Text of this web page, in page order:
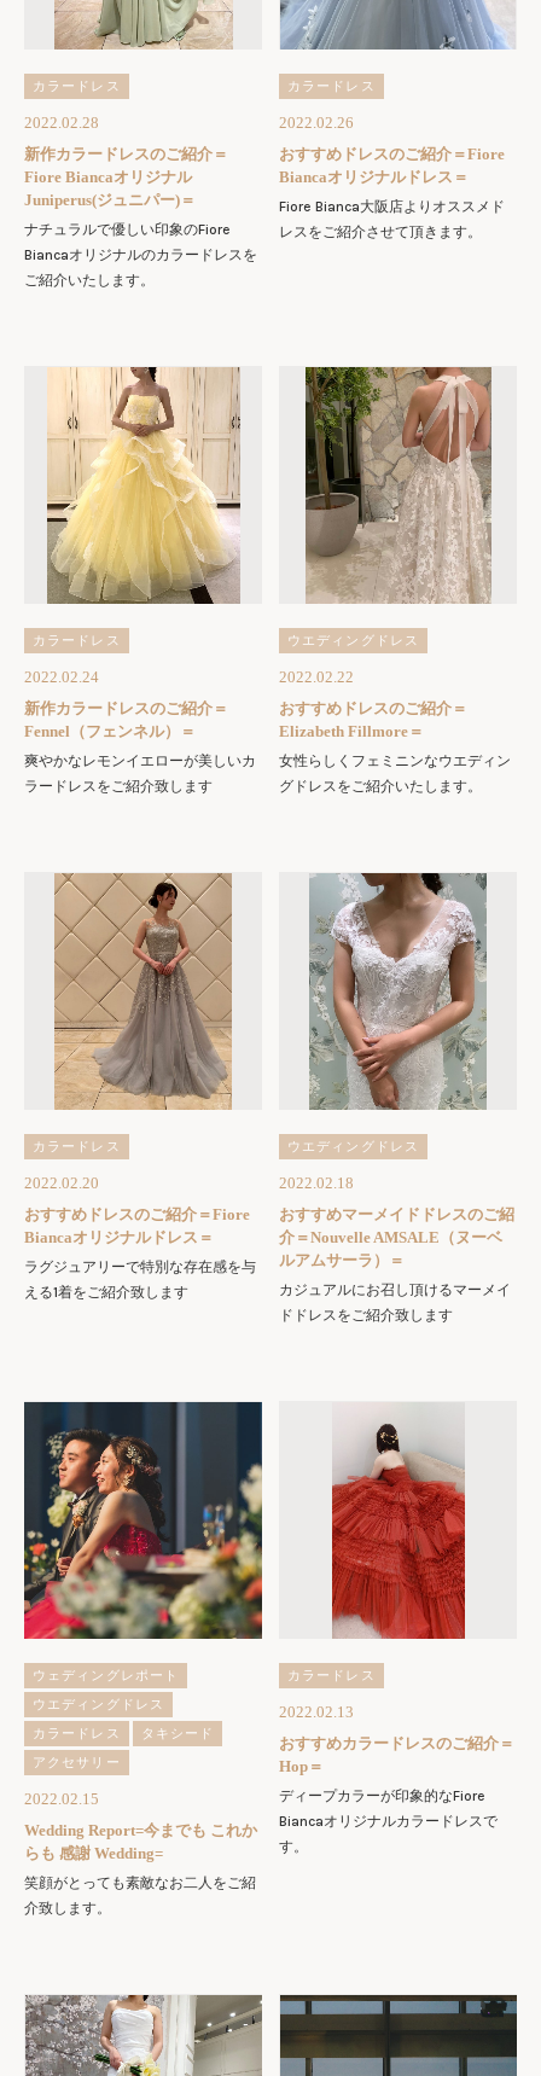
カラードレス
2022.02.28
新作カラードレスのご紹介＝
Fiore Biancaオリジナル
Juniperus(ジュニパー)＝
ナチュラルで優しい印象のFiore
Biancaオリジナルのカラードレスを
ご紹介いたします。
カラードレス
2022.02.26
おすすめドレスのご紹介＝Fiore
Biancaオリジナルドレス＝
Fiore Bianca大阪店よりオススメド
レスをご紹介させて頂きます。
カラードレス
2022.02.24
新作カラードレスのご紹介＝
Fennel（フェンネル）＝
爽やかなレモンイエローが美しいカ
ラードレスをご紹介致します
ウエディングドレス
2022.02.22
おすすめドレスのご紹介＝
Elizabeth Fillmore＝
女性らしくフェミニンなウエディン
グドレスをご紹介いたします。
カラードレス
2022.02.20
おすすめドレスのご紹介＝Fiore
Biancaオリジナルドレス＝
ラグジュアリーで特別な存在感を与
える1着をご紹介致します
ウエディングドレス
2022.02.18
おすすめマーメイドドレスのご紹
介＝Nouvelle AMSALE（ヌーベ
ルアムサーラ）＝
カジュアルにお召し頂けるマーメイ
ドドレスをご紹介致します
ウェディングレポート
ウエディングドレス
カラードレス
タキシード
アクセサリー
2022.02.15
Wedding Report=今までも これか
らも 感謝 Wedding=
笑顔がとっても素敵なお二人をご紹
介致します。
カラードレス
2022.02.13
おすすめカラードレスのご紹介＝
Hop＝
ディープカラーが印象的なFiore
Biancaオリジナルカラードレスで
す。